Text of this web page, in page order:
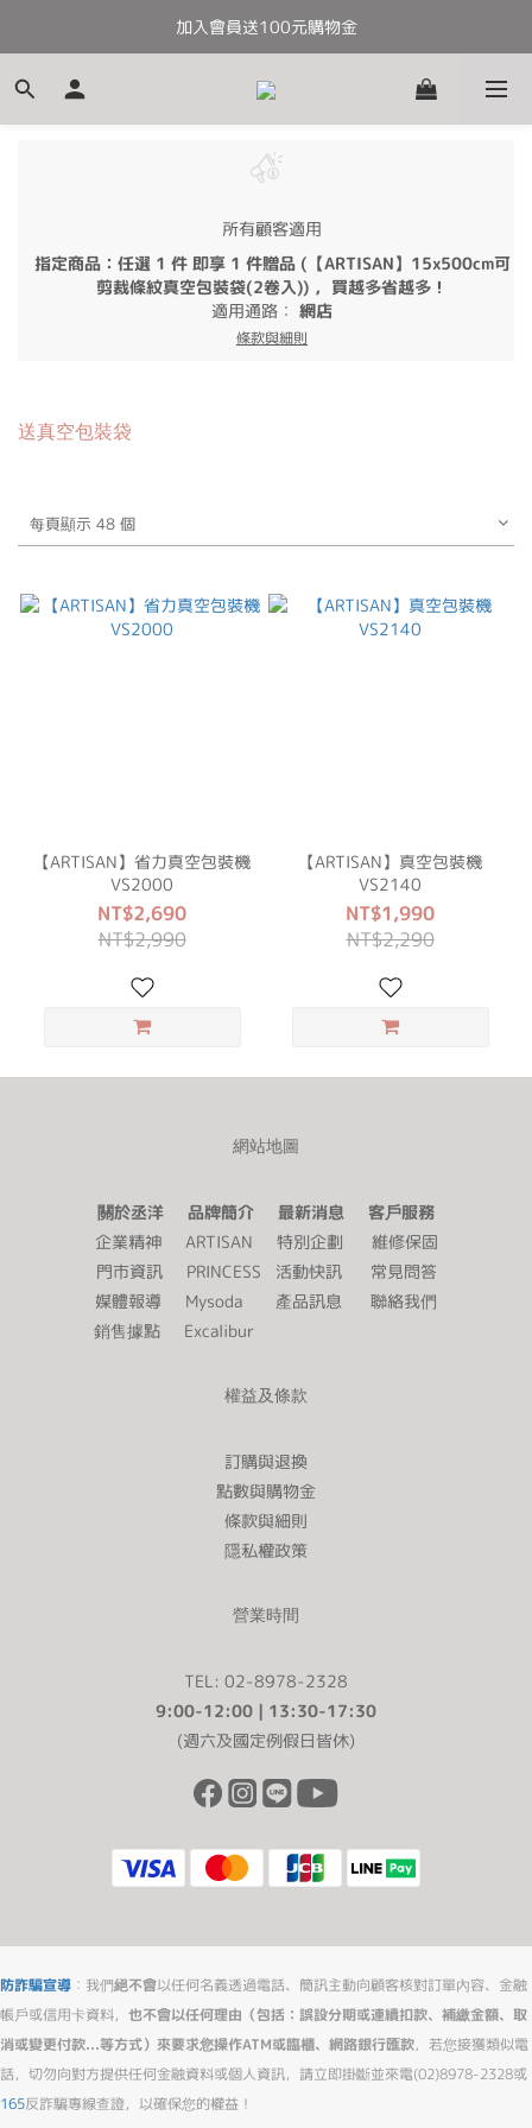
全館滿千免運
加入會員送100元購物金
全館滿千免運
所有顧客適用
指定商品：任選 1 件 即享 1 件贈品 (【ARTISAN】15x500cm可
剪裁條紋真空包裝袋(2卷入)) ，買越多省越多！
適用通路： 網店
條款與細則
送真空包裝袋
每頁顯示 48 個
【ARTISAN】省力真空包裝機
VS2000
NT$2,690
NT$2,990
【ARTISAN】真空包裝機
VS2140
NT$1,990
NT$2,290
網站地圖
關於丞洋 品牌簡介 最新消息 客戶服務
企業精神
ARTISAN 特別企劃
維修保固
門市資訊
PRINCESS 活動快訊
常見問答
媒體報導
Mysoda 產品訊息
聯絡我們
銷售據點
Excalibur
權益及條款
訂購與退換
點數與購物金
條款與細則
隱私權政策
營業時間
TEL: 02-8978-2328
9:00-12:00 | 13:30-17:30
(週六及國定例假日皆休)
防詐騙宣導 ：我們絕不會以任何名義透過電話、簡訊主動向顧客核對訂單內容、金融
帳戶或信用卡資料， 也不會以任何理由（包括：誤設分期或連續扣款、補繳金額、取
消或變更付款...等方式）來要求您操作ATM或臨櫃、網路銀行匯款，若您接獲類似電
話，切勿向對方提供任何金融資料或個人資訊，請立即掛斷並來電(02)8978-2328或
165反詐騙專線查證，以確保您的權益！